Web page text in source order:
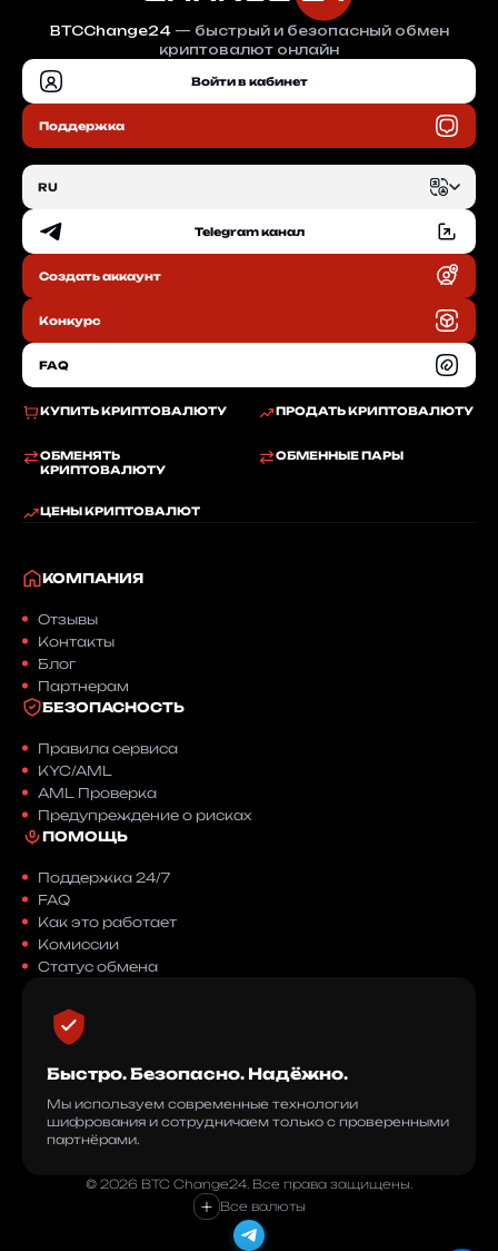
BTCChange24— быстрый и безопасный обмен
криптовалют онлайн
Войти в кабинет
Поддержка
КУПИТЬ КРИПТОВАЛЮТУ ПРОДАТЬ КРИПТОВАЛЮТУ
ОБМЕНЯТЬ
КРИПТОВАЛЮТУ
ОБМЕННЫЕ ПАРЫ
ЦЕНЫ КРИПТОВАЛЮТ
RU
EN Telegram канал
Создать аккаунт
Конкурс
FAQ
КОМПАНИЯ
Отзывы
Контакты
Блог
Партнерам
БЕЗОПАСНОСТЬ
Правила сервиса
KYC/AML
AML Проверка
Предупреждение о рисках
ПОМОЩЬ
Поддержка 24/7
FAQ
Как это работает
Комиссии
Статус обмена
Быстро. Безопасно. Надёжно.
Мы используем современные технологии
шифрования и сотрудничаем только с проверенными
партнёрами.
© 2026 BTC Change24. Все права защищены.
+ Все валюты